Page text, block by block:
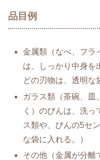
品目例
金属類（なべ、フラ
は、しっかり中身を
どの刃物は、透明な
ガラス類（茶碗、皿
く）のびんは、洗っ
ス類や、びんの5セ
な袋に入れる。）
その他（金属が分離